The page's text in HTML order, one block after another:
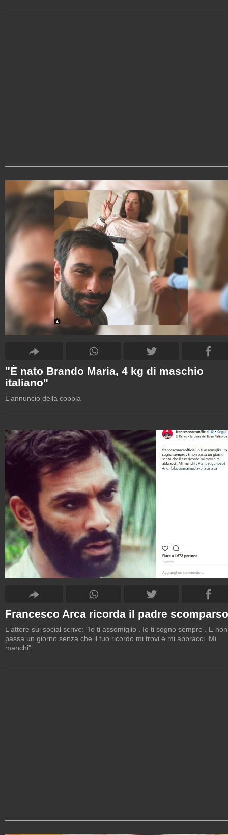
"È nato Brando Maria, 4 kg di maschio
italiano"
L'annuncio della coppia
Francesco Arca ricorda il padre scomparso
L'attore sui social scrive: "Io ti assomiglio . Io ti sogno sempre . E non
passa un giorno senza che il tuo ricordo mi trovi e mi abbracci. Mi
manchi".